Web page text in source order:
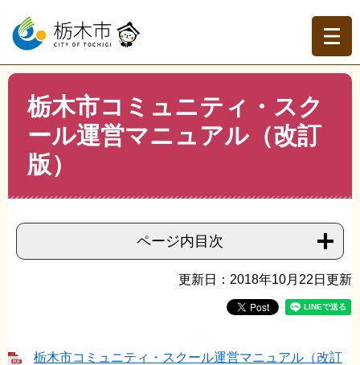
ー
の
先
ニ
ー
を
へ
トップページ > 組織でさがす >学校教育課 >
栃木市コミ
ュニティ・スクール運営マニュアル（改訂版）
栃木市コミュニティ・スク
ール運営マニュアル（改訂
版）
ページ内目次
更新日：2018年10月22日更新
栃木市コミュニティ・スクール運営マニュアル（改訂